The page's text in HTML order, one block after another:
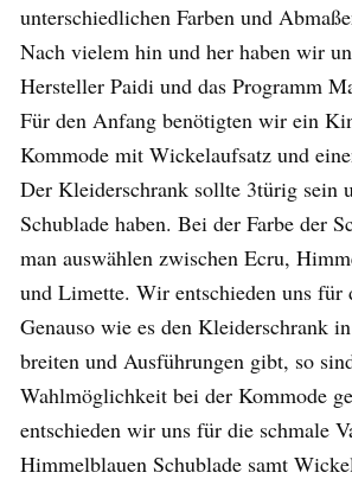
unterschiedlichen Farben und
Nach vielem hin und her haben wir
Hersteller Paidi und das Programm
Für den Anfang benötigten wir ein
Kommode mit Wickelaufsatz und
Der Kleiderschrank sollte 3türig sein
Schublade haben. Bei der Farbe der
man auswählen zwischen Ecru,
und Limette. Wir entschieden uns für
Genauso wie es den Kleiderschrank
breiten und Ausführungen gibt, so
Wahlmöglichkeit bei der Kommode
entschieden wir uns für die schmale
Himmelblauen Schublade samt